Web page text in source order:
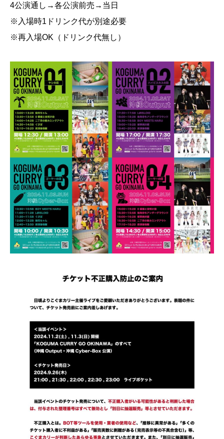
4公演通し→各公演前売→当日
※入場時1ドリンク代が別途必要
※再入場OK（ドリンク代無し）